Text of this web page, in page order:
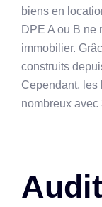
biens en
DPE A ou B ne
immobilier.
construits
Cependant, les
nombreux avec